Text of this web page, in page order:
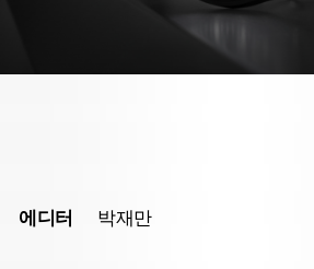
에디터 박재만